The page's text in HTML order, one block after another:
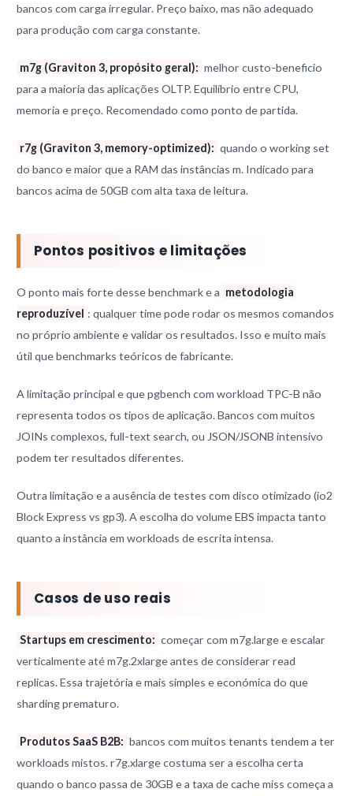
bancos com carga irregular. Preço baixo, mas não adequado
para produção com carga constante.
m7g (Graviton 3, propósito geral): melhor custo-beneficio
para a maioria das aplicações OLTP. Equilíbrio entre CPU,
memoria e preço. Recomendado como ponto de partida.
r7g (Graviton 3, memory-optimized): quando o working set
do banco e maior que a RAM das instâncias m. Indicado para
bancos acima de 50GB com alta taxa de leitura.
Pontos positivos e limitações
O ponto mais forte desse benchmark e a metodologia
reproduzível : qualquer time pode rodar os mesmos comandos
no próprio ambiente e validar os resultados. Isso e muito mais
útil que benchmarks teóricos de fabricante.
A limitação principal e que pgbench com workload TPC-B não
representa todos os tipos de aplicação. Bancos com muitos
JOINs complexos, full-text search, ou JSON/JSONB intensivo
podem ter resultados diferentes.
Outra limitação e a ausência de testes com disco otimizado (io2
Block Express vs gp3). A escolha do volume EBS impacta tanto
quanto a instância em workloads de escrita intensa.
Casos de uso reais
Startups em crescimento: começar com m7g.large e escalar
verticalmente até m7g.2xlarge antes de considerar read
replicas. Essa trajetória e mais simples e económica do que
sharding prematuro.
Produtos SaaS B2B: bancos com muitos tenants tendem a ter
workloads mistos. r7g.xlarge costuma ser a escolha certa
quando o banco passa de 30GB e a taxa de cache miss começa a